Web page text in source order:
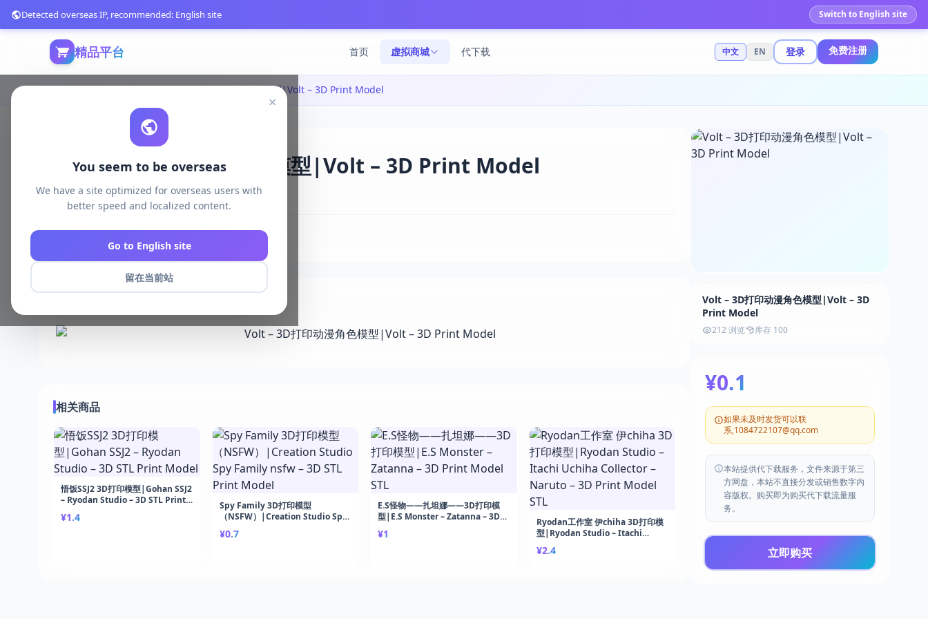
精品平台 首页 虚拟商城 代下载 中文 EN 登录 免费注册
Detected overseas IP, recommended: English site Switch to English site
×
You seem to be overseas
We have a site optimized for overseas users with
better speed and localized content.
Go to English site
留在当前站
首页 模型打印 日韩动漫 Volt – 3D打印动漫角色模型|Volt – 3D Print Model
Volt – 3D打印动漫角色模型|Volt – 3D Print Model
212 浏览 库存 100 2025-04-17
相关商品
悟饭SSJ2 3D打印模型|Gohan SSJ2
– Ryodan Studio – 3D STL Print
¥1.4
Spy Family 3D打印模型
（NSFW）|Creation Studio Spy
Model
¥0.7
E.S怪物——扎坦娜——3D打印模
型|E.S Monster – Zatanna – 3D
¥1
Ryodan工作室 伊chiha 3D打印模
型|Ryodan Studio – Itachi
Print Model STL
¥2.4
Volt – 3D打印动漫角色模型|Volt – 3D
Print Model
212 浏览 库存 100
¥0.1
如果未及时发货可以联
系,1084722107@qq.com
本站提供代下载服务，文件来源于第三
方网盘，本站不直接分发或销售数字内
容版权。购买即为购买代下载流量服
务。
立即购买